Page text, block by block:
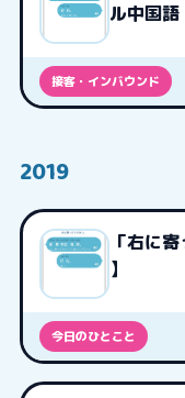
ル中国語
接客・インバウンド
2019
「右に
】
今日のひとこと